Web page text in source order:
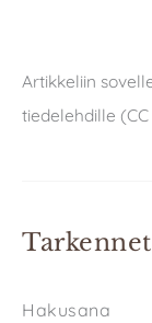
Artikkeliin
tiedelehdille (CC
Hakusana